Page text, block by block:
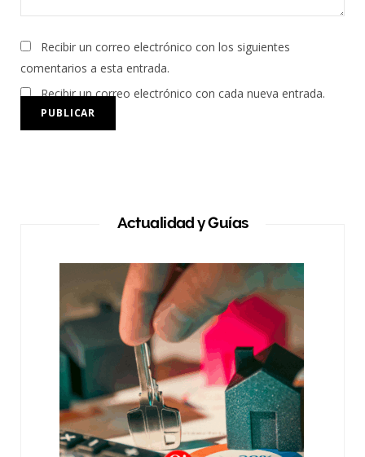
Recibir un correo electrónico con los siguientes
comentarios a esta entrada.
Recibir un correo electrónico con cada nueva entrada.
Actualidad y Guías